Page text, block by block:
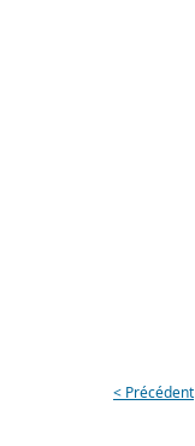
< Précédent